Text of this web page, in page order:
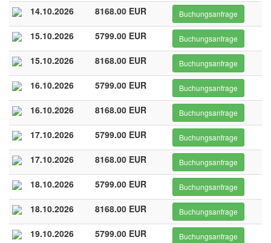
14.10.2026 8168.00 EUR Buchungsanfrage
15.10.2026 5799.00 EUR Buchungsanfrage
15.10.2026 8168.00 EUR Buchungsanfrage
16.10.2026 5799.00 EUR Buchungsanfrage
16.10.2026 8168.00 EUR Buchungsanfrage
17.10.2026 5799.00 EUR Buchungsanfrage
17.10.2026 8168.00 EUR Buchungsanfrage
18.10.2026 5799.00 EUR Buchungsanfrage
18.10.2026 8168.00 EUR Buchungsanfrage
19.10.2026 5799.00 EUR Buchungsanfrage